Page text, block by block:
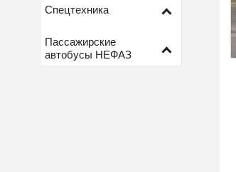
Спецтехника
Пассажирские
автобусы НЕФАЗ